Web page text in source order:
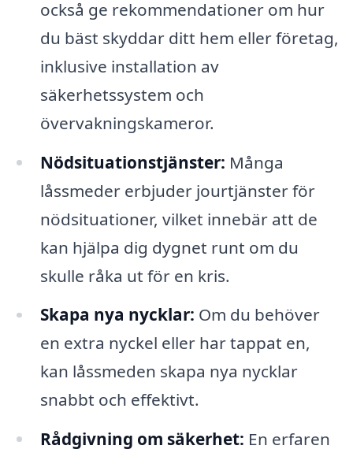
också ge rekommendationer om hur
du bäst skyddar ditt hem eller företag,
inklusive installation av
säkerhetssystem och
övervakningskameror.
Nödsituationstjänster: Många
låssmeder erbjuder jourtjänster för
nödsituationer, vilket innebär att de
kan hjälpa dig dygnet runt om du
skulle råka ut för en kris.
Skapa nya nycklar: Om du behöver
en extra nyckel eller har tappat en,
kan låssmeden skapa nya nycklar
snabbt och effektivt.
Rådgivning om säkerhet: En erfaren